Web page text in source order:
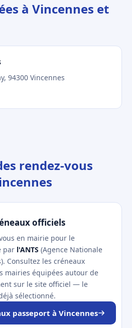
à Vincennes et
94300 Vincennes
rendez-vous
officiels
en mairie pour le
par l'ANTS (Agence Nationale
Consultez les créneaux
mairies équipées autour de
sur le site officiel — le
sélectionné.
passeport à Vincennes